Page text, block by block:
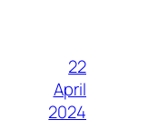
22
April
2024